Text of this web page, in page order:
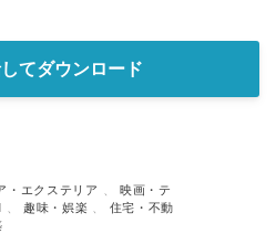
てダウンロード
・エクステリア
映画・テ
、趣味・娯楽
住宅・不動